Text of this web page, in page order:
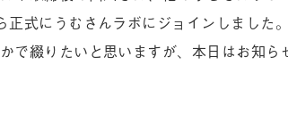
式にうむさんラボにジョインしました
で綴りたいと思いますが、本日はお知ら